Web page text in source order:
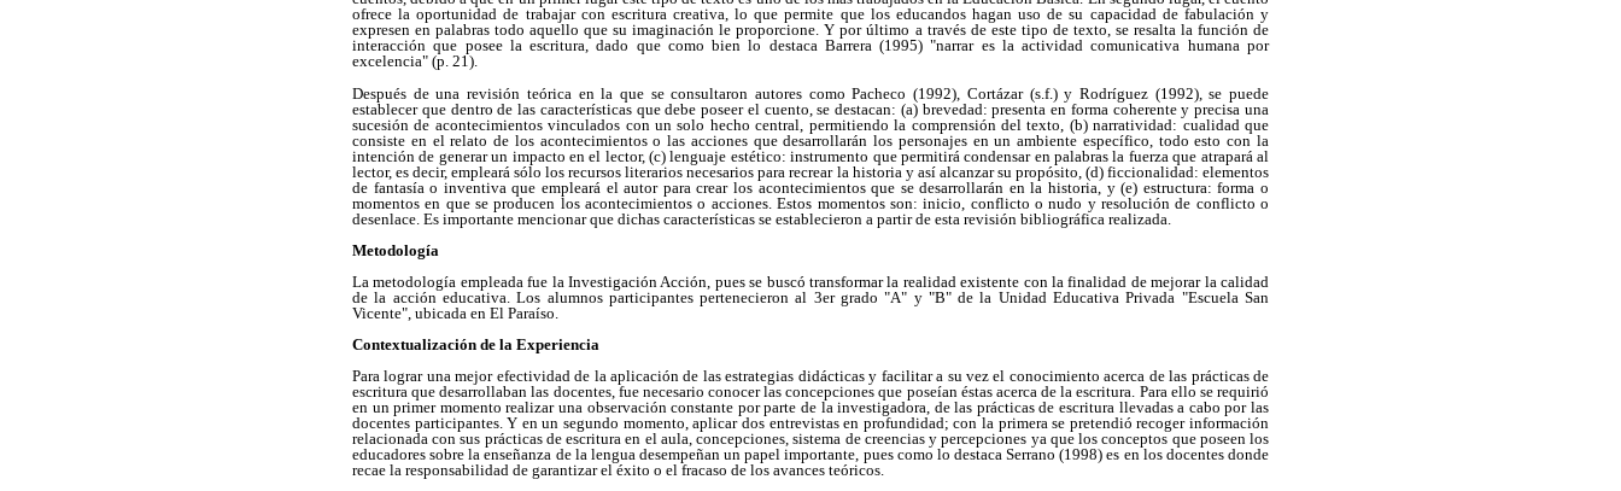
ofrece la oportunidad de trabajar con escritura creativa, lo que permite que los educandos hagan uso de su capacidad de fabulación y
expresen en palabras todo aquello que su imaginación le proporcione. Y por último a través de este tipo de texto, se resalta la función de
interacción que posee la escritura, dado que como bien lo destaca Barrera (1995) "narrar es la actividad comunicativa humana por
excelencia" (p. 21).
Después de una revisión teórica en la que se consultaron autores como Pacheco (1992), Cortázar (s.f.) y Rodríguez (1992), se puede
establecer que dentro de las características que debe poseer el cuento, se destacan: (a) brevedad: presenta en forma coherente y precisa una
sucesión de acontecimientos vinculados con un solo hecho central, permitiendo la comprensión del texto, (b) narratividad: cualidad que
consiste en el relato de los acontecimientos o las acciones que desarrollarán los personajes en un ambiente específico, todo esto con la
intención de generar un impacto en el lector, (c) lenguaje estético: instrumento que permitirá condensar en palabras la fuerza que atrapará al
lector, es decir, empleará sólo los recursos literarios necesarios para recrear la historia y así alcanzar su propósito, (d) ficcionalidad: elementos
de fantasía o inventiva que empleará el autor para crear los acontecimientos que se desarrollarán en la historia, y (e) estructura: forma o
momentos en que se producen los acontecimientos o acciones. Estos momentos son: inicio, conflicto o nudo y resolución de conflicto o
desenlace. Es importante mencionar que dichas características se establecieron a partir de esta revisión bibliográfica realizada.
Metodología
La metodología empleada fue la Investigación Acción, pues se buscó transformar la realidad existente con la finalidad de mejorar la calidad
de la acción educativa. Los alumnos participantes pertenecieron al 3er grado "A" y "B" de la Unidad Educativa Privada "Escuela San
Vicente", ubicada en El Paraíso.
Contextualización de la Experiencia
Para lograr una mejor efectividad de la aplicación de las estrategias didácticas y facilitar a su vez el conocimiento acerca de las prácticas de
escritura que desarrollaban las docentes, fue necesario conocer las concepciones que poseían éstas acerca de la escritura. Para ello se requirió
en un primer momento realizar una observación constante por parte de la investigadora, de las prácticas de escritura llevadas a cabo por las
docentes participantes. Y en un segundo momento, aplicar dos entrevistas en profundidad; con la primera se pretendió recoger información
relacionada con sus prácticas de escritura en el aula, concepciones, sistema de creencias y percepciones ya que los conceptos que poseen los
educadores sobre la enseñanza de la lengua desempeñan un papel importante, pues como lo destaca Serrano (1998) es en los docentes donde
recae la responsabilidad de garantizar el éxito o el fracaso de los avances teóricos.